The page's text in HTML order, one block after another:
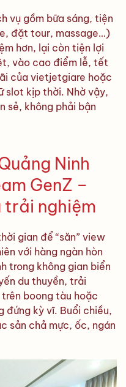
vụ gồm bữa sáng, tiện
đặt tour, massage…)
hơn, lại còn tiện lợi
vào cao điểm lễ, tết
của vietjetgiare hoặc
slot kịp thời. Nhờ vậy,
sẻ, không phải bận
Ninh
GenZ –
nghiệm
gian để “săn” view
với hàng ngàn hòn
trong không gian biển
du thuyền, trải
boong tàu hoặc
đứng kỳ vĩ. Buổi chiều,
sản chả mực, ốc, ngán